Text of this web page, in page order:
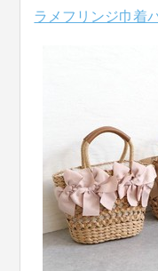
ラメフリンジ巾